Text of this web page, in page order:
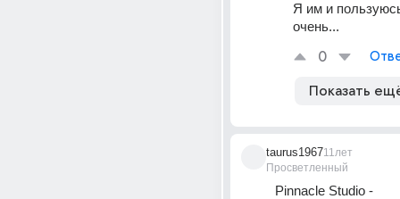
Я им и
очень...
0
Показать
taurus1967
Просветленный
11лет
Pinnacle Studio -